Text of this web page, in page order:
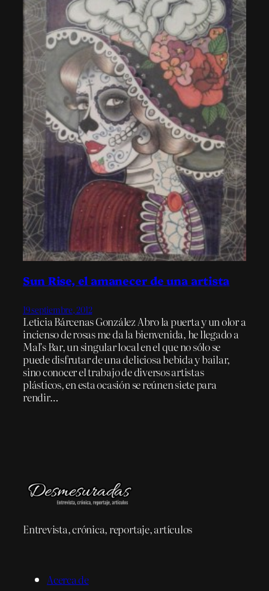
Sun Rise, el amanecer de una artista
19 septiembre, 2012
Leticia Bárcenas González Abro la puerta y un olor a
incienso de rosas me da la bienvenida, he llegado a
Mal’s Bar, un singular local en el que no sólo se
puede disfrutar de una deliciosa bebida y bailar,
sino conocer el trabajo de diversos artistas
plásticos, en esta ocasión se reúnen siete para
rendir…
Entrevista, crónica, reportaje, artículos
Acerca de